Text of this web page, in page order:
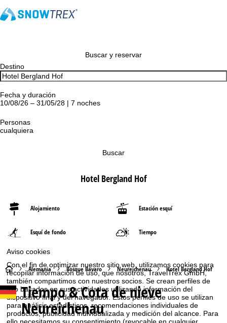
Aviso cookies
Con el fin de optimizar nuestro sitio web, utilizamos cookies para
recopilar información de uso, que nosotros, TravelTrex GmbH,
también compartimos con nuestros socios. Se crean perfiles de
uso basados en sus actividades utilizando información del
dispositivo final y del navegador. Estos perfiles de uso se utilizan
para análisis estadísticos, recomendaciones individuales de
productos, publicidad individualizada y medición del alcance. Para
Buscar y reservar
Destino
Fecha y duración
10/08/26 – 31/05/28 | 7 noches
Personas
cualquiera
Buscar
Hotel Bergland Hof
Alojamiento Estación esquí
Esquí de fondo Tiempo
P
á
g
Alemania Bosque Bávaro Neureichenau Hotel Bergland Hof
Tiempo & Cota de nieve
Neureichenau